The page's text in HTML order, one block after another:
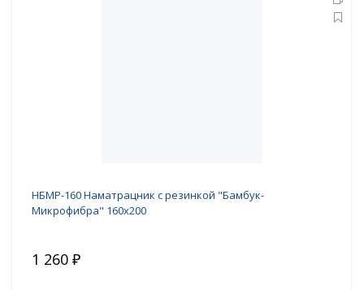
НБМР-160 Наматрацник с резинкой "Бамбук-
Микрофибра" 160х200
1 260 ₽